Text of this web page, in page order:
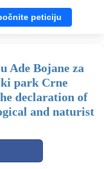
peticiju
Ade Bojane za
park Crne
declaration of
and naturist